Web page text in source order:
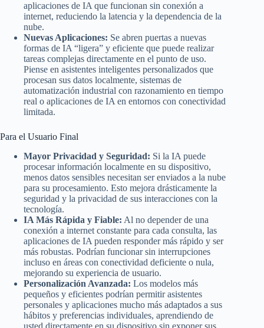
aplicaciones de IA que funcionan sin conexión a
internet, reduciendo la latencia y la dependencia de la
nube.
Nuevas Aplicaciones: Se abren puertas a nuevas
formas de IA “ligera” y eficiente que puede realizar
tareas complejas directamente en el punto de uso.
Piense en asistentes inteligentes personalizados que
procesan sus datos localmente, sistemas de
automatización industrial con razonamiento en tiempo
real o aplicaciones de IA en entornos con conectividad
limitada.
Para el Usuario Final
Mayor Privacidad y Seguridad: Si la IA puede
procesar información localmente en su dispositivo,
menos datos sensibles necesitan ser enviados a la nube
para su procesamiento. Esto mejora drásticamente la
seguridad y la privacidad de sus interacciones con la
tecnología.
IA Más Rápida y Fiable: Al no depender de una
conexión a internet constante para cada consulta, las
aplicaciones de IA pueden responder más rápido y ser
más robustas. Podrían funcionar sin interrupciones
incluso en áreas con conectividad deficiente o nula,
mejorando su experiencia de usuario.
Personalización Avanzada: Los modelos más
pequeños y eficientes podrían permitir asistentes
personales y aplicaciones mucho más adaptados a sus
hábitos y preferencias individuales, aprendiendo de
usted directamente en su dispositivo sin exponer sus